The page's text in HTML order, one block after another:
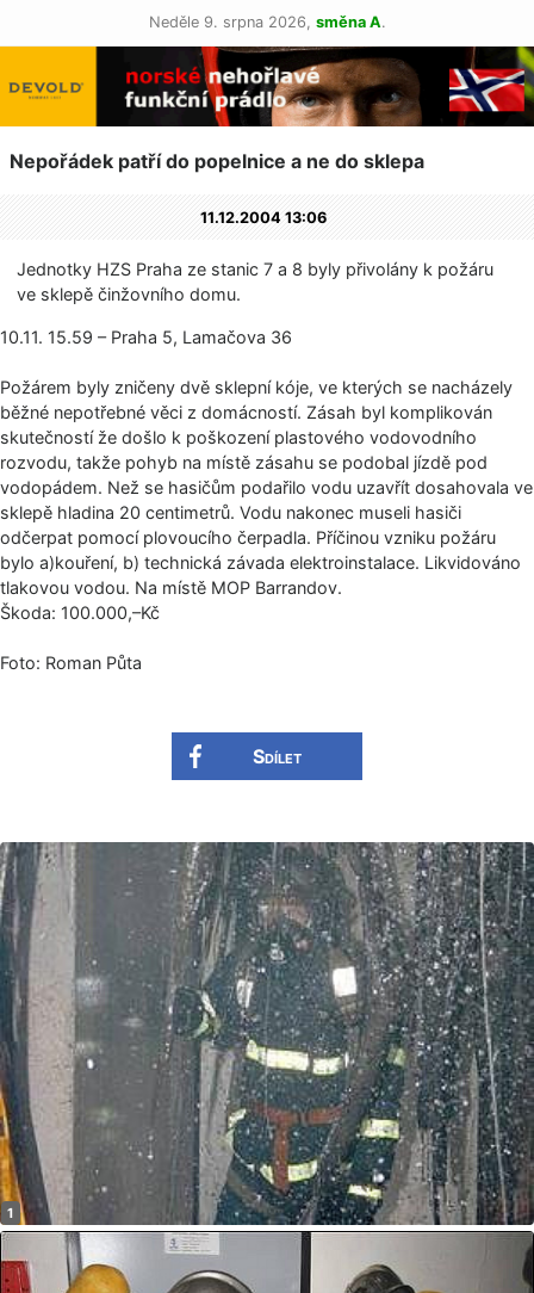
Neděle 9. srpna 2026, směna A.
Nepořádek patří do popelnice a ne do sklepa
11.12.2004 13:06
Jednotky HZS Praha ze stanic 7 a 8 byly přivolány k požáru
ve sklepě činžovního domu.
10.11. 15.59 – Praha 5, Lamačova 36
Požárem byly zničeny dvě sklepní kóje, ve kterých se nacházely
běžné nepotřebné věci z domácností. Zásah byl komplikován
skutečností že došlo k poškození plastového vodovodního
rozvodu, takže pohyb na místě zásahu se podobal jízdě pod
vodopádem. Než se hasičům podařilo vodu uzavřít dosahovala ve
sklepě hladina 20 centimetrů. Vodu nakonec museli hasiči
odčerpat pomocí plovoucího čerpadla. Příčinou vzniku požáru
bylo a)kouření, b) technická závada elektroinstalace. Likvidováno
tlakovou vodou. Na místě MOP Barrandov.
Škoda: 100.000,–Kč
Foto: Roman Půta
Sdílet